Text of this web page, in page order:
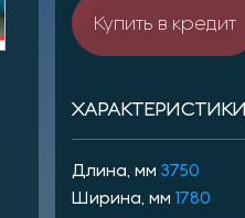
Купить в кредит
ХАРАКТЕРИСТИКИ
Длина, мм 3750
Ширина, мм
1780